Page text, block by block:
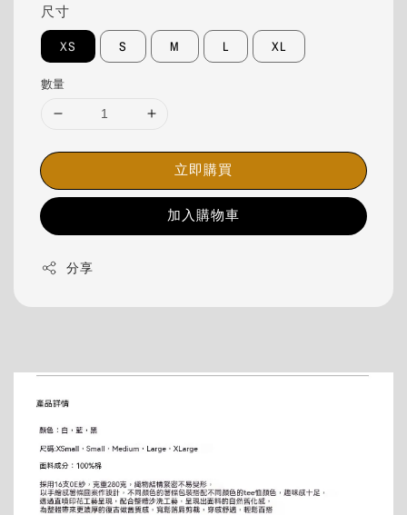
尺寸
XS S M L XL
數量
立即購買
加入購物車
分享